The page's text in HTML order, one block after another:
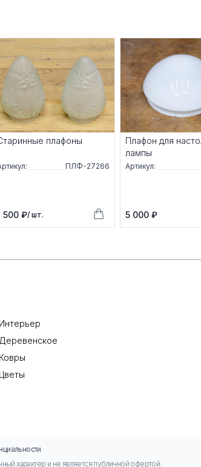
плафоны
ПЛФ-27266
500 ₽/ шт.
Плафон для
лампы
Артикул:
5 000 ₽
Интерьер
Деревенское
Ковры
Цветы
характер и не является публичной офертой.